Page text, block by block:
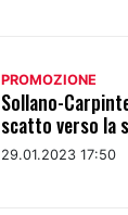
PROMOZIONE
Sollano-
scatto verso la
29.01.2023 17:50